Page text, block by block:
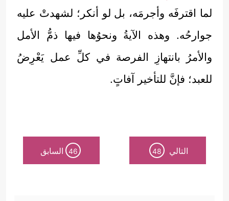
لما اقترفَه وأجرمَه، بل لو أنكر؛ لشهدتْ عليه
جوارحُه. وهذه الآيةُ ونحوُها فيها ذمُّ الأمل
والأمرُ بانتهازِ الفرصة في كلِّ عمل يَعْرِضُ
للعبد؛ فإنَّ للتأخير آفاتٍ.
التالي 48
46 السابق